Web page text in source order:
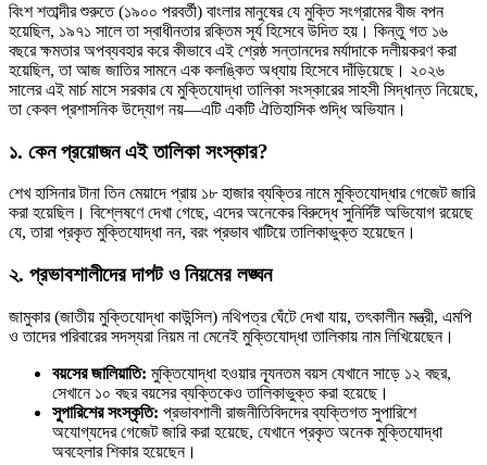
বিংশ শতাব্দীর শুরুতে (১৯০০ পরবর্তী) বাংলার মানুষের যে মুক্তি সংগ্রামের বীজ বপন
হয়েছিল, ১৯৭১ সালে তা স্বাধীনতার রক্তিম সূর্য হিসেবে উদিত হয়। কিন্তু গত ১৬
বছরে ক্ষমতার অপব্যবহার করে কীভাবে এই শ্রেষ্ঠ সন্তানদের মর্যাদাকে দলীয়করণ করা
হয়েছিল, তা আজ জাতির সামনে এক কলঙ্কিত অধ্যায় হিসেবে দাঁড়িয়েছে। ২০২৬
সালের এই মার্চ মাসে সরকার যে মুক্তিযোদ্ধা তালিকা সংস্কারের সাহসী সিদ্ধান্ত নিয়েছে,
তা কেবল প্রশাসনিক উদ্যোগ নয়—এটি একটি ঐতিহাসিক শুদ্ধি অভিযান।
১. কেন প্রয়োজন এই তালিকা সংস্কার?
শেখ হাসিনার টানা তিন মেয়াদে প্রায় ১৮ হাজার ব্যক্তির নামে মুক্তিযোদ্ধার গেজেট জারি
করা হয়েছিল। বিশ্লেষণে দেখা গেছে, এদের অনেকের বিরুদ্ধে সুনির্দিষ্ট অভিযোগ রয়েছে
যে, তারা প্রকৃত মুক্তিযোদ্ধা নন, বরং প্রভাব খাটিয়ে তালিকাভুক্ত হয়েছেন।
২. প্রভাবশালীদের দাপট ও নিয়মের লঙ্ঘন
জামুকার (জাতীয় মুক্তিযোদ্ধা কাউন্সিল) নথিপত্র ঘেঁটে দেখা যায়, তৎকালীন মন্ত্রী, এমপি
ও তাদের পরিবারের সদস্যরা নিয়ম না মেনেই মুক্তিযোদ্ধা তালিকায় নাম লিখিয়েছেন।
বয়সের জালিয়াতি: মুক্তিযোদ্ধা হওয়ার ন্যূনতম বয়স যেখানে সাড়ে ১২ বছর,
সেখানে ১০ বছর বয়সের ব্যক্তিকেও তালিকাভুক্ত করা হয়েছে।
সুপারিশের সংস্কৃতি: প্রভাবশালী রাজনীতিবিদদের ব্যক্তিগত সুপারিশে
অযোগ্যদের গেজেট জারি করা হয়েছে, যেখানে প্রকৃত অনেক মুক্তিযোদ্ধা
অবহেলার শিকার হয়েছেন।